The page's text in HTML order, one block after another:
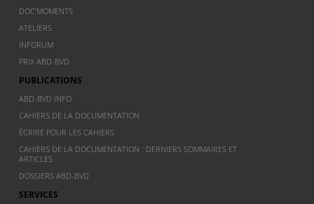
DOC’MOMENTS
ATELIERS
INFORUM
PRIX ABD-BVD
PUBLICATIONS
ABD-BVD INFO
CAHIERS DE LA DOCUMENTATION
ÉCRIRE POUR LES CAHIERS
CAHIERS DE LA DOCUMENTATION : DERNIERS SOMMAIRES ET
ARTICLES
DOSSIERS ABD-BVD
SERVICES